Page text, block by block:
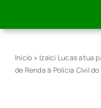
content
Início » Izalci Lucas atua
de Renda à Polícia Civil do